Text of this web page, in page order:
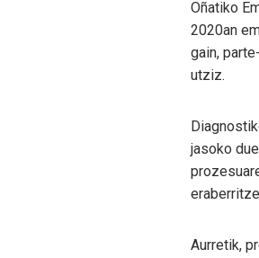
Oñatiko
2020an
gain,
utziz.
jasoko
Aurretik,